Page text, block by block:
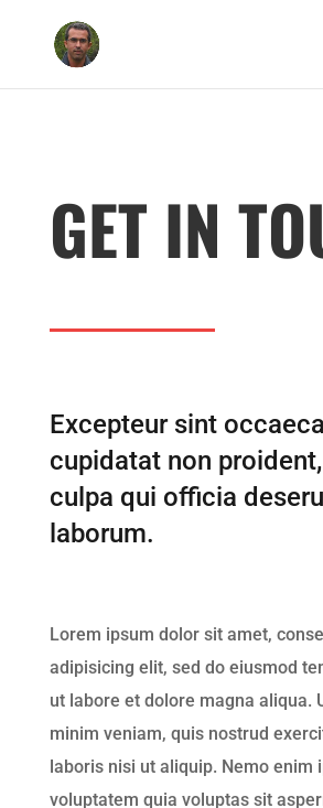
GET IN
Excepteur sint
cupidatat non
culpa qui officia
laborum.
Lorem ipsum dolor sit amet,
adipisicing elit, sed do eiusmod
ut labore et dolore magna aliqua.
minim veniam, quis nostrud
laboris nisi ut aliquip. Nemo enim
voluptatem quia voluptas sit